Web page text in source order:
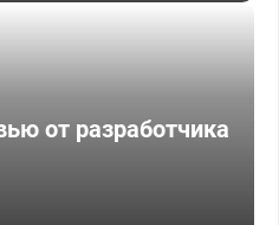
от разработчика